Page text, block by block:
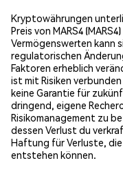
Kryptowährungen
Preis von MARS4
Vermögenswerten kann
regulatorischen
Faktoren erheblich
ist mit Risiken
keine Garantie für
dringend, eigene
Risikomanagement zu
dessen Verlust du
Haftung für Verluste, die
entstehen können.